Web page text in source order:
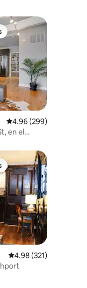
Calificación promedio:
4.96 (299)
en el
Calificación promedio:
4.98 (321)